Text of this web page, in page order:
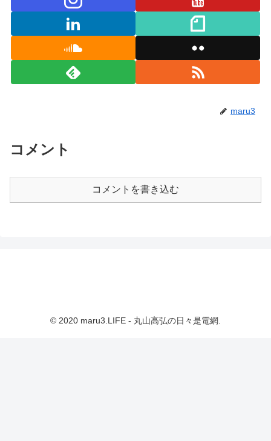
maru3
コメント
コメントを書き込む
© 2020 maru3.LIFE - 丸山高弘の日々是電網.